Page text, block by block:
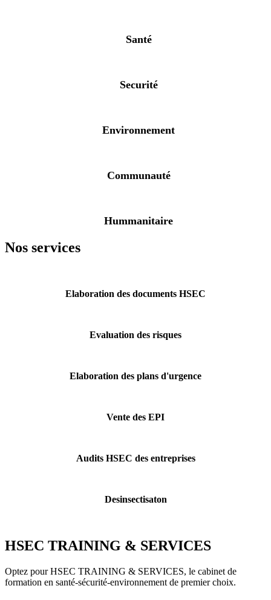
Santé
Securité
Environnement
Communauté
Hummanitaire
Nos services
Elaboration des documents HSEC
Evaluation des risques
Elaboration des plans d'urgence
Vente des EPI
Audits HSEC des entreprises
Desinsectisaton
HSEC TRAINING & SERVICES
Optez pour HSEC TRAINING & SERVICES, le cabinet de
formation en santé-sécurité-environnement de premier choix.